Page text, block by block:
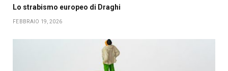
Lo strabismo europeo di Draghi
FEBBRAIO 19, 2026